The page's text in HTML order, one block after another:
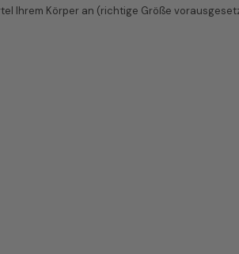
Ihrem Körper an (richtige Größe